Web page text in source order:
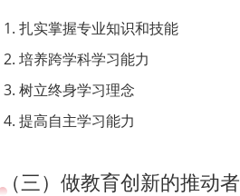
扎实掌握专业知识和技能
培养跨学科学习能力
树立终身学习理念
提高自主学习能力
（三）做教育创新的推动者